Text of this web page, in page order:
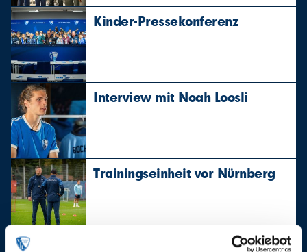
Kinder-Pressekonferenz
Interview mit Noah Loosli
Trainingseinheit vor Nürnberg